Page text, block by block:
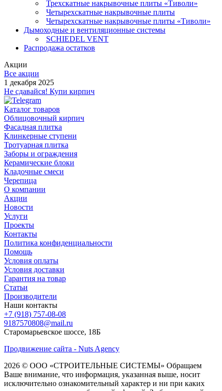
Трехскатные накрывочные плиты «Тиволи»
Четырехскатные накрывочные плиты
Четырехскатные накрывочные плиты «Тиволи»
Дымоходные и вентиляционные системы
SCHIEDEL VENT
Распродажа остатков
Акции
Все акции
1 декабря 2025
Не сдавайся! Купи кирпич
Каталог товаров
Облицовочный кирпич
Фасадная плитка
Клинкерные ступени
Тротуарная плитка
Заборы и ограждения
Керамические блоки
Кладочные смеси
Черепица
О компании
Акции
Новости
Услуги
Проекты
Контакты
Политика конфиденциальности
Помощь
Условия оплаты
Условия доставки
Гарантия на товар
Статьи
Производители
Наши контакты
+7 (918) 757-08-08
9187570808@mail.ru
Старомарьевское шоссе, 18Б
Продвижение сайта - Nuts Agency
2026 © ООО «СТРОИТЕЛЬНЫЕ СИСТЕМЫ» Обращаем
Ваше внимание, что информация, указанная выше, носит
исключительно ознакомительный характер и ни при каких